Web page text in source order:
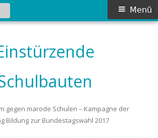
gegen marode Schulen – Kampagne der
Bildung zur Bundestagswahl 2017
Menü
Suchen
nach: